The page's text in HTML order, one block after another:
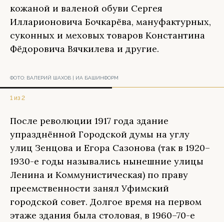
кожаной и валеной обуви Сергея
Илларионовича Бочкарёва, мануфактурных,
суконных и меховых товаров Константина
Фёдоровича Вячкилева и другие.
ФОТО: ВАЛЕРИЙ ШАХОВ | ИА БАШИНФОРМ
1 из 2
После революции 1917 года здание
упразднённой Городской думы на углу
улиц Зенцова и Егора Сазонова (так в 1920–
1930-е годы назывались нынешние улицы
Ленина и Коммунистическая) по праву
преемственности занял Уфимский
городской совет. Долгое время на первом
этаже здания была столовая, в 1960–70-е